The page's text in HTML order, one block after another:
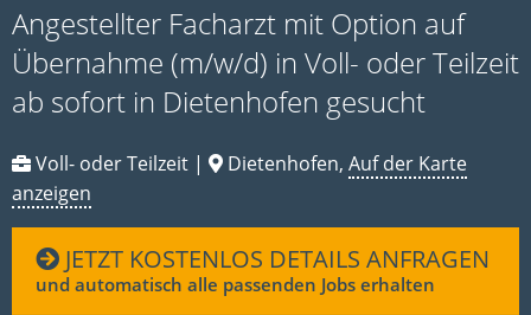
Angestellter Facharzt mit Option auf
Übernahme (m/w/d) in Voll- oder Teilzeit
ab sofort in Dietenhofen gesucht
Voll- oder Teilzeit | Dietenhofen, Auf der Karte
anzeigen
JETZT KOSTENLOS DETAILS ANFRAGEN
und automatisch alle passenden Jobs erhalten